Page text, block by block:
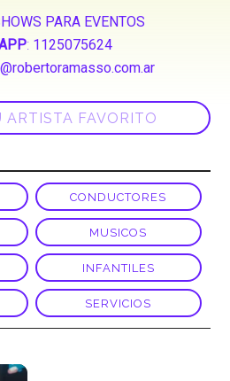
PARA EVENTOS
: 1125075624
CONDUCTORES
MUSICOS
INFANTILES
SERVICIOS